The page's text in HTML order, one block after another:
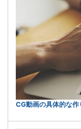
CG動画の具体的な